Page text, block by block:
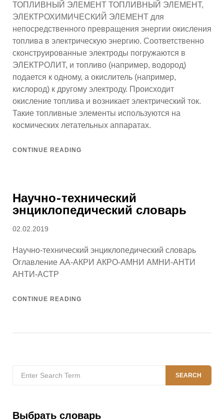
ТОПЛИВНЫЙ ЭЛЕМЕНТ ТОПЛИВНЫЙ ЭЛЕМЕНТ,
ЭЛЕКТРОХИМИЧЕСКИЙ ЭЛЕМЕНТ для
непосредственного превращения энергии окисления
топлива в электрическую энергию. Соответственно
сконструированные электроды погружаются в
ЭЛЕКТРОЛИТ, и топливо (например, водород)
подается к одному, а окислитель (например,
кислород) к другому электроду. Происходит
окисление топлива и возникает электрический ток.
Такие топливные элементы используются на
космических летательных аппаратах.
CONTINUE READING
Научно-технический
энциклопедический словарь
Posted
02.02.2019
Научно-технический энциклопедический словарь
Оглавление АА-АКРИ АКРО-АМНИ АМНИ-АНТИ
АНТИ-АСТР
CONTINUE READING
for:
SEARCH
Выбрать словарь